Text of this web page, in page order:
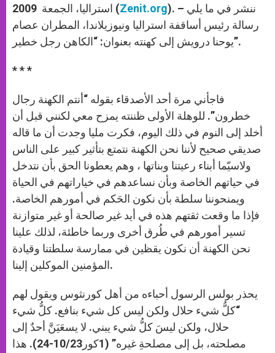
استراليا، الجمعة 2009 (Zenit.org). – ننشر في ما يلي
رسالة رئيس أساقفة استراليا ونيوزيلاندا، المطران عصام
يوحنا درويش إلى كهنته بعنوان: “الكاهن رجل خطير”.
* * *
فاجأني مرة أحد الأصدقاء بقوله “أنتم الكهنة رجال
خطرون”. للوهلة الأولى ظننته يمزح معي لكنني قبل أن
أخلد إلى النوم في ذلك اليوم، فكرت مليا وجدت أن ما قاله
صديقي صحيح لأننا نحن الكهنة نتمتع بتأثير كبير على الناس
ولاسيّما أبناء رعيتنا وبناتها ، وهم يعطونا الحق بأن نتدخل
في حياتهم الخاصة وبأن نساعدهم في خياراتهم في الحياة
ويمنحوننا سلطة بأن نكون الحَكم في أمورهم الخاصة.
فإذا ما وقعت ثقتهم هذه في أيد غير صالحة أو غير متوازنة
تسير أمورهم في طُرق أخرى وربما خاطئة، لذلك علينا
نحن الكهنة أن نكون يقظين في ممارسة سلطتنا وقيادة
المؤمنين الموكلين إلينا.
يحذر بولس الرسول أحباءه من أهل كورنثوس ويقول لهم
“كلُّ شيء حلال ولكن ليس كل شيء بنافع. كلُّ شيء
حلال، ولكن ليسَ كلُّ شيء يبني. لا يسعَيَنَّ أحدٌ إلى
مصلحته، بل إلى مصلحةِ غيره” (1كور10/23-24). هذا